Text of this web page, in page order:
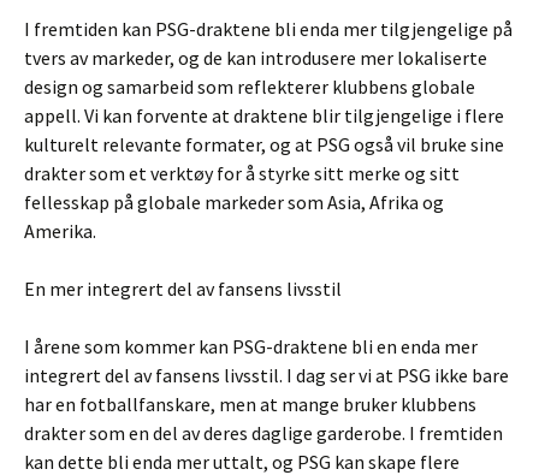
I fremtiden kan PSG-draktene bli enda mer tilgjengelige på
tvers av markeder, og de kan introdusere mer lokaliserte
design og samarbeid som reflekterer klubbens globale
appell. Vi kan forvente at draktene blir tilgjengelige i flere
kulturelt relevante formater, og at PSG også vil bruke sine
drakter som et verktøy for å styrke sitt merke og sitt
fellesskap på globale markeder som Asia, Afrika og
Amerika.
En mer integrert del av fansens livsstil
I årene som kommer kan PSG-draktene bli en enda mer
integrert del av fansens livsstil. I dag ser vi at PSG ikke bare
har en fotballfanskare, men at mange bruker klubbens
drakter som en del av deres daglige garderobe. I fremtiden
kan dette bli enda mer uttalt, og PSG kan skape flere